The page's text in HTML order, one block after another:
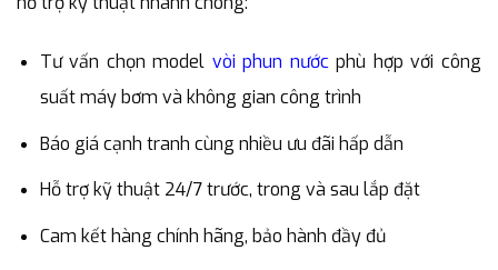
Tư vấn chọn model vòi phun nướcphù hợp với công
suất máy bơm và không gian công trình
Báo giá cạnh tranh cùng nhiều ưu đãi hấp dẫn
Hỗ trợ kỹ thuật 24/7 trước, trong và sau lắp đặt
Cam kết hàng chính hãng, bảo hành đầy đủ